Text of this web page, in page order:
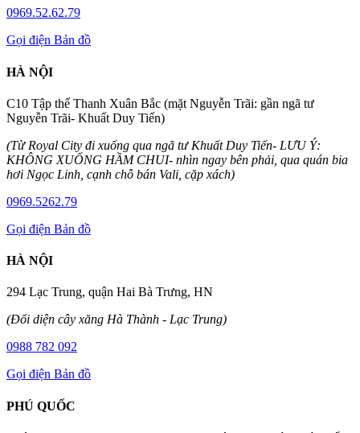
0969.52.62.79
Gọi điện Bản đồ
HÀ NỘI
C10 Tập thể Thanh Xuân Bắc (mặt Nguyễn Trãi: gần ngã tư
Nguyễn Trãi- Khuất Duy Tiến)
(Từ Royal City đi xuống qua ngã tư Khuất Duy Tiến- LƯU Ý:
KHÔNG XUỐNG HẦM CHUI- nhìn ngay bên phải, qua quán bia
hơi Ngọc Linh, cạnh chỗ bán Vali, cặp xách)
0969.5262.79
Gọi điện Bản đồ
HÀ NỘI
294 Lạc Trung, quận Hai Bà Trưng, HN
(Đối diện cây xăng Hà Thành - Lạc Trung)
0988 782 092
Gọi điện Bản đồ
PHÚ QUỐC